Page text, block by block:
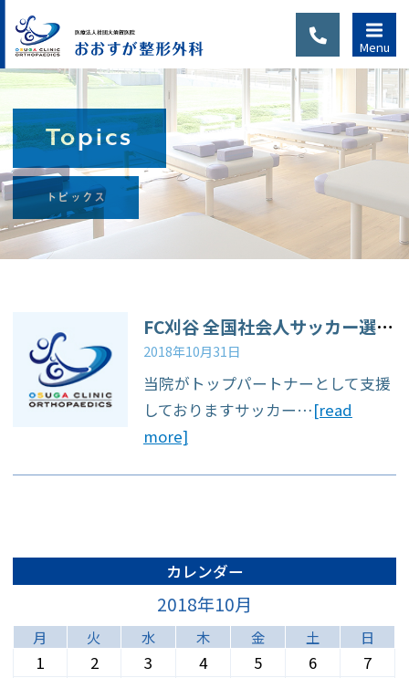
Menu
診察のご
案内
当院は完全予約制で
通院中でも、別の症
状、新たなケガで通
院される場合は、
WEB予約・LINE予
約をご利用できま
◆月・火・木・金
的スムーズにご案内
できます◆
Topics
トピックス
FC刈谷 全国社会人サッカー選手権 準優勝
2018年10月31日
当院がトップパートナーとして支援
しておりますサッカー…[read
more]
カレンダー
2018年10月
月 火 水 木 金 土 日
1 2 3 4 5 6
7